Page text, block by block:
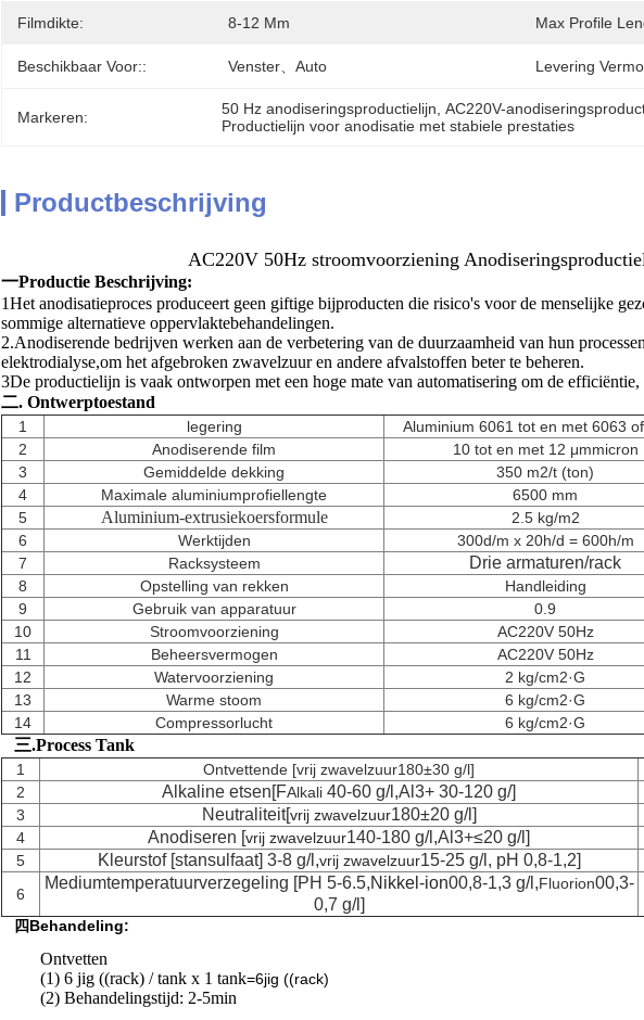
Filmdikte: 8-12 Μm Max Profile
Beschikbaar Voor:: Venster、Auto Levering
Markeren: 50 Hz anodiseringsproductielijn , AC220V-
Productielijn voor anodisatie met stabiele prestaties
Productbeschrijving
AC220V 50Hz stroomvoorziening
一Productie Beschrijving:
1Het anodisatieproces produceert geen giftige bijproducten die risico's voor de menselijke
sommige alternatieve oppervlaktebehandelingen.
2.Anodiserende bedrijven werken aan de verbetering van de duurzaamheid van hun
elektrodialyse,om het afgebroken zwavelzuur en andere afvalstoffen beter te beheren.
3De productielijn is vaak ontworpen met een hoge mate van automatisering om de
二. Ontwerptoestand
1 legering
Aluminium 6061 tot en met 6063
2
Anodiserende film 10 tot en met 12 μmmicron
3
Gemiddelde dekking
350 m2/t (ton)
4
Maximale aluminiumprofiellengte
6500 mm
5
Aluminium-extrusiekoersformule
2.5 kg/m2
6
Werktijden
300d/m x 20h/d = 600h/m
7
Racksysteem Drie armaturen/rack
8 Opstelling van rekken
Handleiding
9
Gebruik van apparatuur
0.9
10
Stroomvoorziening
AC220V 50Hz
11
Beheersvermogen
AC220V 50Hz
12
Watervoorziening
2 kg/cm2·G
13
Warme stoom
6 kg/cm2·G
14
Compressorlucht 6 kg/cm2·G
三.Process Tank
1 Ontvettende [vrij zwavelzuur180±30 g/l]
2
Alkaline etsen[FAlkali 40-60 g/l,Al3+ 30-120 g/]
3
Neutraliteit[vrij zwavelzuur180±20 g/l]
4
Anodiseren [vrij zwavelzuur140-180 g/l,Al3+≤20 g/l]
5
Kleurstof [stansulfaat] 3-8 g/l,vrij zwavelzuur15-25 g/l, pH 0,8-1,2]
6
Mediumtemperatuurverzegeling [PH 5-6.5,Nikkel-ion00,8-1,3 g/l,Fluorion00,3-
0,7 g/l]
四Behandeling:
Ontvetten
(1) 6 jig ((rack) / tank x 1 tank=6jig ((rack)
(2) Behandelingstijd: 2-5min